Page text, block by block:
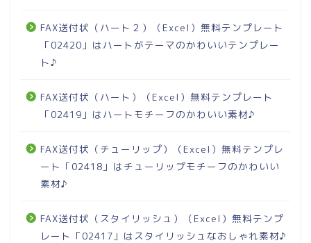
FAX送付状（ハート２）（Excel）無料テンプレート
「02420」はハートがテーマのかわいいテンプレー
ト♪
FAX送付状（ハート）（Excel）無料テンプレート
「02419」はハートモチーフのかわいい素材♪
FAX送付状（チューリップ）（Excel）無料テンプレ
ート「02418」はチューリップモチーフのかわいい
素材♪
FAX送付状（スタイリッシュ）（Excel）無料テンプ
レート「02417」はスタイリッシュなおしゃれ素材♪